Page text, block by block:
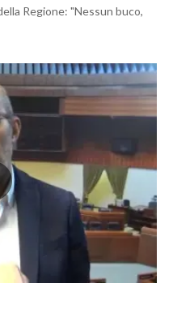
Regione: "Nessun buco,